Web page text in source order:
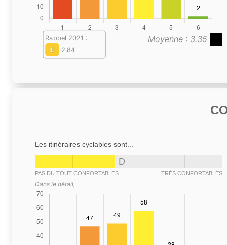
Moyenne : 3.35
Rappel 2021 :
E
2.84
Les itinéraires cyclables sont...
D
PAS DU TOUT CONFORTABLES TRÈS CONFORTABLES
Dans le détail,